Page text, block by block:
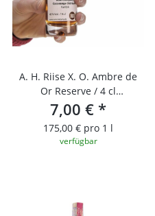
A. H. Riise X. O. Ambre de
Or Reserve / 4 cl
Probierfläschchen
7,00 € *
175,00 € pro 1 l
verfügbar